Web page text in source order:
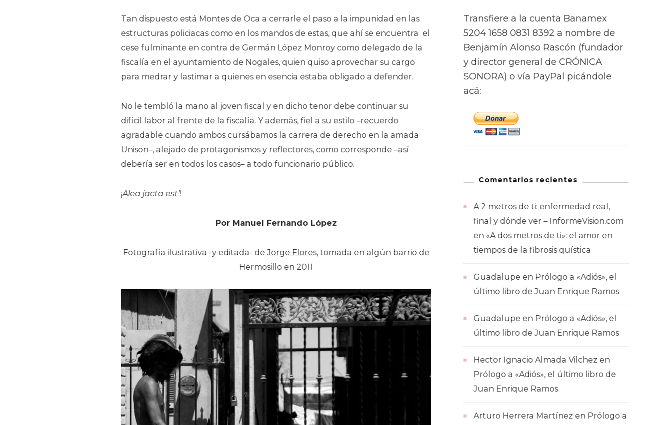
Tan dispuesto está Montes de Oca a cerrarle el paso a la impunidad en las
estructuras policiacas como en los mandos de estas, que ahí se encuentra el
cese fulminante en contra de Germán López Monroy como delegado de la
fiscalía en el ayuntamiento de Nogales, quien quiso aprovechar su cargo
para medrar y lastimar a quienes en esencia estaba obligado a defender.
No le tembló la mano al joven fiscal y en dicho tenor debe continuar su
difícil labor al frente de la fiscalía. Y además, fiel a su estilo –recuerdo
agradable cuando ambos cursábamos la carrera de derecho en la amada
Unison–, alejado de protagonismos y reflectores, como corresponde –así
debería ser en todos los casos– a todo funcionario público.
¡Alea jacta est’!
Por Manuel Fernando López
Fotografía ilustrativa -y editada- deJorge Flores, tomada en algún barrio de
Hermosillo en 2011
Transfiere a la cuenta Banamex
5204 1658 0831 8392 a nombre de
Benjamín Alonso Rascón (fundador
y director general de CRÓNICA
SONORA) o vía PayPal picándole
acá:
Comentarios recientes
A 2 metros de ti: enfermedad real,
final y dónde ver – InformeVision.com
en «A dos metros de ti»: el amor en
tiempos de la fibrosis quística
Guadalupe en Prólogo a «Adiós», el
último libro de Juan Enrique Ramos
Guadalupe en Prólogo a «Adiós», el
último libro de Juan Enrique Ramos
Hector Ignacio Almada Vilchez en
Prólogo a «Adiós», el último libro de
Juan Enrique Ramos
Arturo Herrera Martínez en Prólogo a